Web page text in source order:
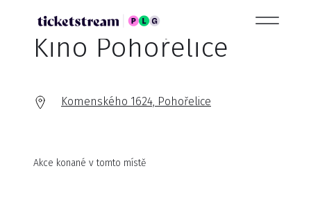
Kino Pohořelice
Komenského 1624, Pohořelice
Akce konané v tomto místě